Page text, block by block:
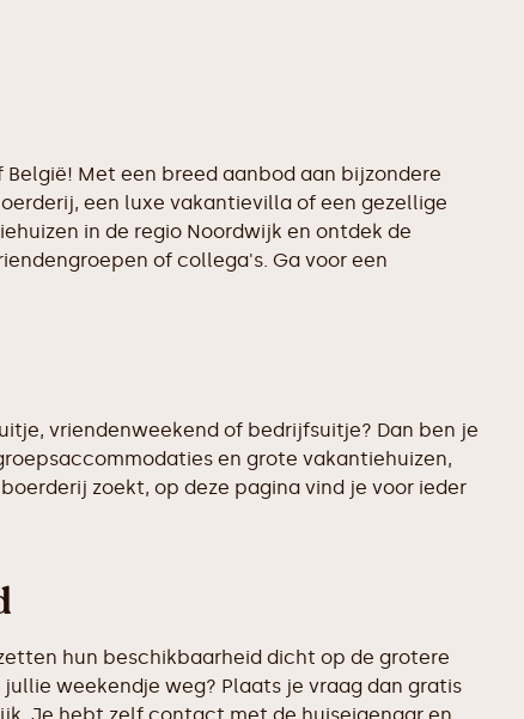
Met een breed aanbod aan bijzondere
een luxe vakantievilla of een gezellige
in de regio Noordwijk en ontdek de
of collega's. Ga voor een
vriendenweekend of bedrijfsuitje? Dan ben je
en grote vakantiehuizen,
zoekt, op deze pagina vind je voor ieder
hun beschikbaarheid dicht op de grotere
weekendje weg? Plaats je vraag dan gratis